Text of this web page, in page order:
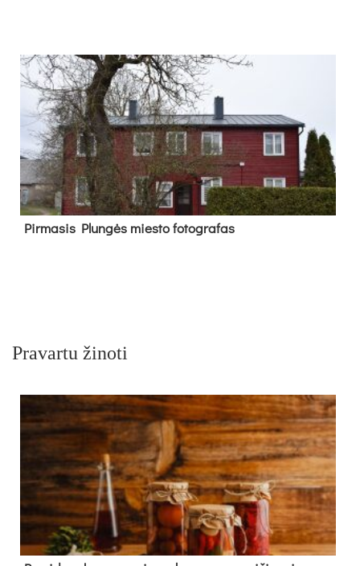
Pir­ma­sis Plun­gės mies­to fo­tog­ra­fas
Pravartu žinoti